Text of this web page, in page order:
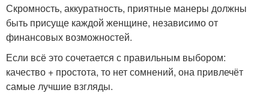
Скромность, аккуратность, приятные манеры должны
быть присуще каждой женщине, независимо от
финансовых возможностей.
Если всё это сочетается с правильным выбором:
качество + простота, то нет сомнений, она привлечёт
самые лучшие взгляды.